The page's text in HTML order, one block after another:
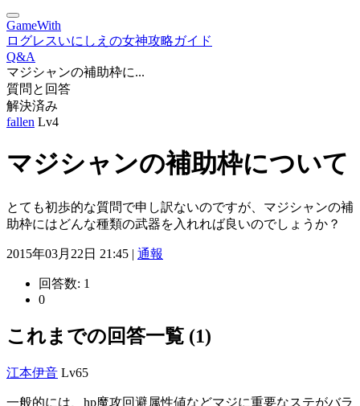
GameWith
ログレスいにしえの女神攻略ガイド
Q&A
マジシャンの補助枠に...
質問と回答
解決済み
fallen Lv4
マジシャンの補助枠について
とても初歩的な質問で申し訳ないのですが、マジシャンの補
助枠にはどんな種類の武器を入れれば良いのでしょうか？
2015年03月22日 21:45 | 通報
回答数: 1
0
これまでの回答一覧 (1)
江本伊音 Lv65
一般的には、hp魔攻回避属性値などマジに重要なステがバラ